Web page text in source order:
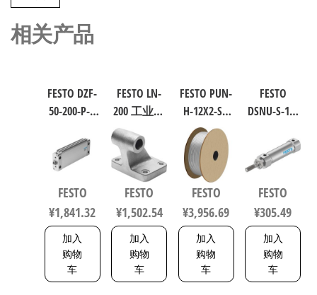
相关产品
FESTO DZF-
50-200-P-A
缸 行程
200mm 缸
164075
FESTO
¥1,841.32
加入
购物
车
FESTO LN-
200 工业自
动化零部
件 规格200
9038
FESTO
¥1,502.54
加入
购物
车
FESTO PUN-
H-12X2-SI-
200 聚氨酯
气动软管
符合ISO
8573-1:2010
558275
FESTO
¥3,956.69
加入
购物
车
FESTO
DSNU-S-16-
气缸 行程
40mm 缸径
ISO 6432 /
CETOP RP 52
P 5216093
FESTO
¥305.49
加入
购物
车